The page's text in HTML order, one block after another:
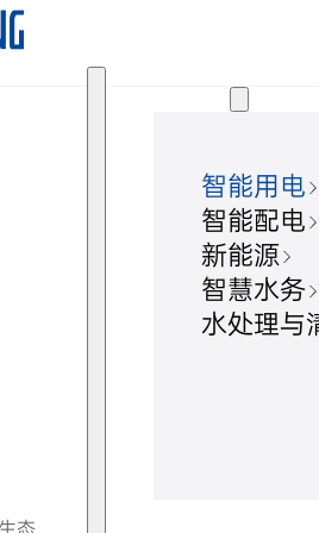
脚
智能用电
智能配电
新能源
智慧水务
水处理与